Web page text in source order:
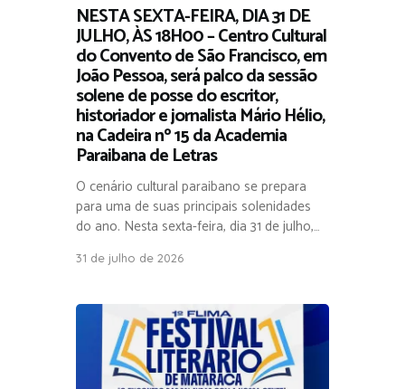
NESTA SEXTA-FEIRA, DIA 31 DE
JULHO, ÀS 18H00 – Centro Cultural
do Convento de São Francisco, em
João Pessoa, será palco da sessão
solene de posse do escritor,
historiador e jornalista Mário Hélio,
na Cadeira nº 15 da Academia
Paraibana de Letras
O cenário cultural paraibano se prepara
para uma de suas principais solenidades
do ano. Nesta sexta-feira, dia 31 de julho,…
31 de julho de 2026